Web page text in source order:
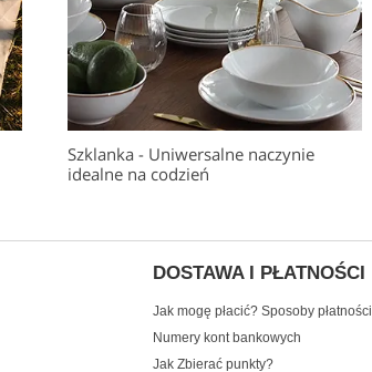
Szklanka - Uniwersalne naczynie
idealne na codzień
DOSTAWA I PŁATNOŚCI
Jak mogę płacić? Sposoby płatności
Numery kont bankowych
Jak Zbierać punkty?